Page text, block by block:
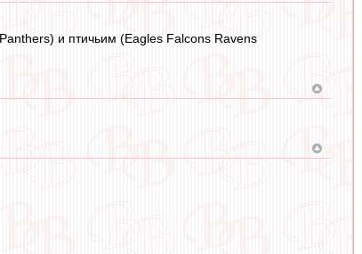
и птичьим (Eagles Falcons Ravens